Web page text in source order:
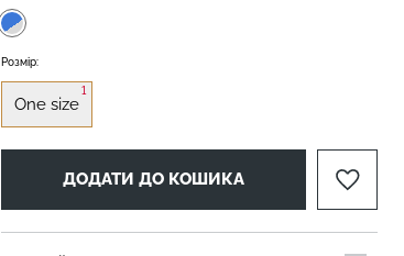
Розмір:
One size
1
ДОДАТИ ДО КОШИКА